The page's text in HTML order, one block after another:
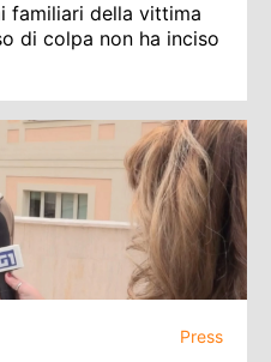
familiari della vittima
di colpa non ha inciso
Press